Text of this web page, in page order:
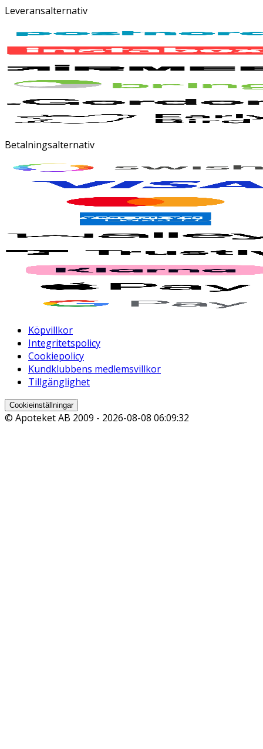
Leveransalternativ
Betalningsalternativ
Köpvillkor
Integritetspolicy
Cookiepolicy
Kundklubbens medlemsvillkor
Tillgänglighet
Cookieinställningar
© Apoteket AB 2009 - 2026-08-08 06:09:32